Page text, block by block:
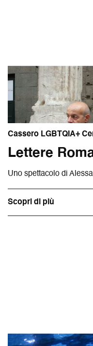
Cassero LGBTQIA+
Lettere
Uno spettacolo di
Scopri di più